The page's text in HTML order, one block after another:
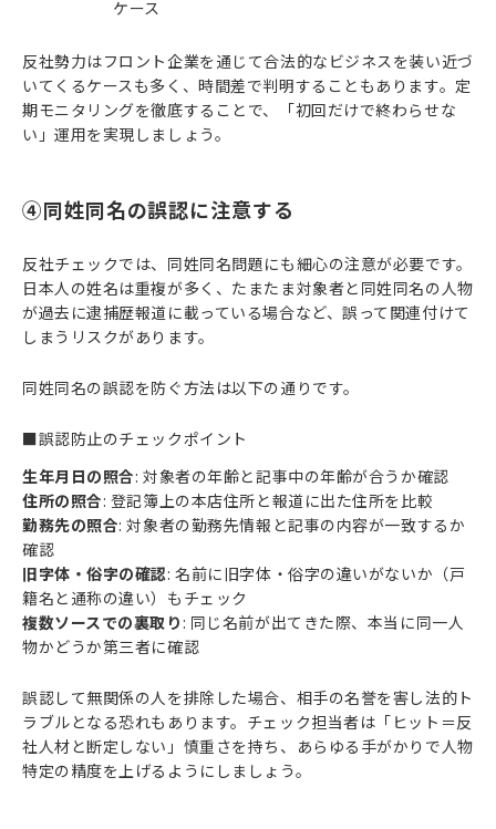
ケース
反社勢力はフロント企業を通じて合法的なビジネスを装い近づ
いてくるケースも多く、時間差で判明することもあります。定
期モニタリングを徹底することで、「初回だけで終わらせな
い」運用を実現しましょう。
④同姓同名の誤認に注意する
反社チェックでは、同姓同名問題にも細心の注意が必要です。
日本人の姓名は重複が多く、たまたま対象者と同姓同名の人物
が過去に逮捕歴報道に載っている場合など、誤って関連付けて
しまうリスクがあります。
同姓同名の誤認を防ぐ方法は以下の通りです。
■誤認防止のチェックポイント
生年月日の照合: 対象者の年齢と記事中の年齢が合うか確認
住所の照合: 登記簿上の本店住所と報道に出た住所を比較
勤務先の照合: 対象者の勤務先情報と記事の内容が一致するか
確認
旧字体・俗字の確認: 名前に旧字体・俗字の違いがないか（戸
籍名と通称の違い）もチェック
複数ソースでの裏取り : 同じ名前が出てきた際、本当に同一人
物かどうか第三者に確認
誤認して無関係の人を排除した場合、相手の名誉を害し法的ト
ラブルとなる恐れもあります。チェック担当者は「ヒット＝反
社人材と断定しない」慎重さを持ち、あらゆる手がかりで人物
特定の精度を上げるようにしましょう。